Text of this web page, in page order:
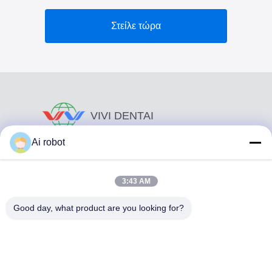
Στείλε τώρα
VIVI DENTAI
Ai robot
3:43 AM
Good day, what product are you looking for?